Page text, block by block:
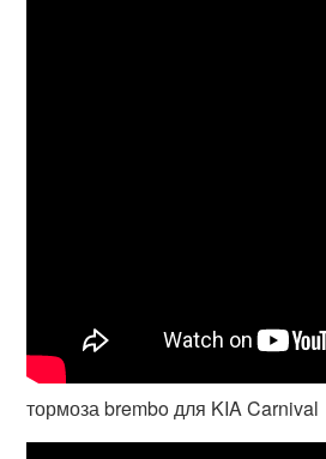
тормоза brembo для KIA Carnival